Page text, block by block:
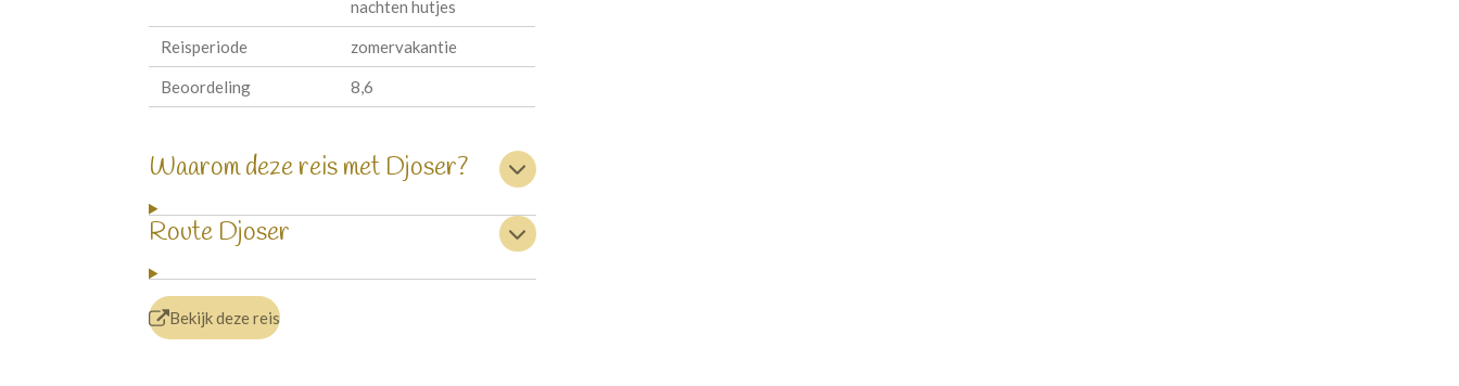
nachten hutjes
Reisperiode zomervakantie
Beoordeling 8,6
Waarom deze reis met Djoser?
Route Djoser
Bekijk deze reis